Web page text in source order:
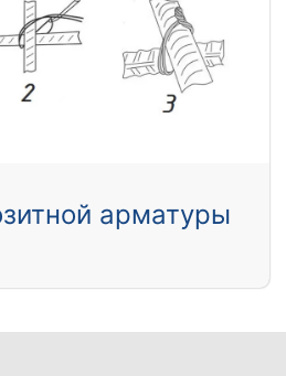
арматуры